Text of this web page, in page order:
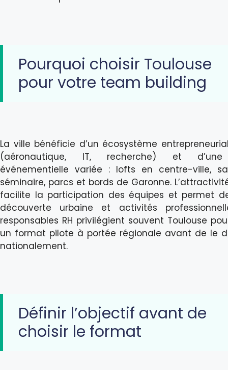
Pourquoi choisir Toulouse
pour votre team building
La ville bénéficie d’un écosystème
(aéronautique, IT, recherche) et
événementielle variée : lofts en centre-ville,
séminaire, parcs et bords de Garonne.
facilite la participation des équipes et permet
découverte urbaine et activités
responsables RH privilégient souvent Toulouse
un format pilote à portée régionale avant de le
nationalement.
Définir l’objectif avant de
choisir le format